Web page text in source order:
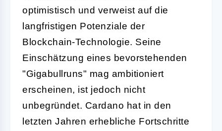
optimistisch und verweist auf die
langfristigen Potenziale der
Blockchain-Technologie. Seine
Einschätzung eines bevorstehenden
"Gigabullruns" mag ambitioniert
erscheinen, ist jedoch nicht
unbegründet. Cardano hat in den
letzten Jahren erhebliche Fortschritte